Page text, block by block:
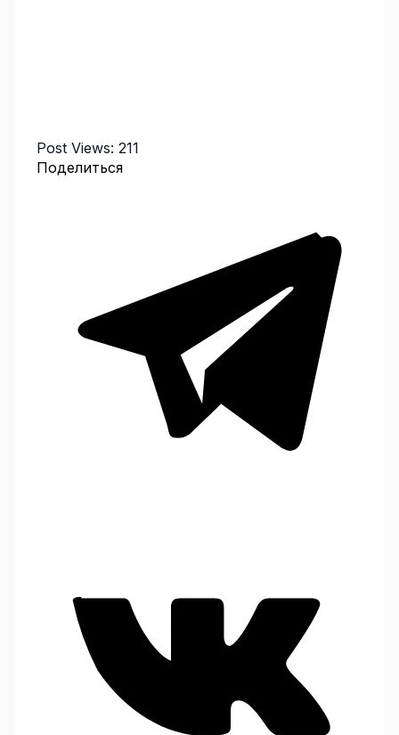
Post Views: 211
Поделиться